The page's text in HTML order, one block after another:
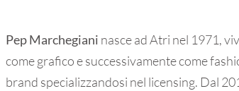
Pep Marchegiani nasce ad Atri nel 1971,
come grafico e successivamente come
brand specializzandosi nel licensing. Dal